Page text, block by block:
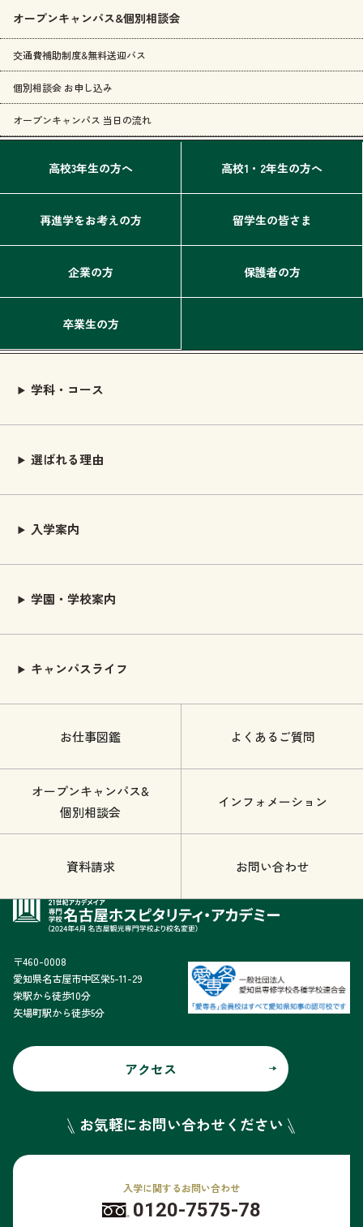
オープンキャンパス&個別相談会
交通費補助制度&無料送迎バス
個別相談会 お申し込み
オープンキャンパス 当日の流れ
高校3年生の方へ 高校1・2年生の方へ
再進学をお考えの方 留学生の皆さま
企業の方 保護者の方
卒業生の方
学科・コース
選ばれる理由
入学案内
学園・学校案内
キャンパスライフ
お仕事図鑑 よくあるご質問
オープンキャンパス&
個別相談会
インフォメーション
資料請求 お問い合わせ
〒460-0008
愛知県名古屋市中区栄5-11-29
栄駅から徒歩10分
矢場町駅から徒歩5分
アクセス
お気軽にお問い合わせください
入学に関するお問い合わせ
0120-7575-78